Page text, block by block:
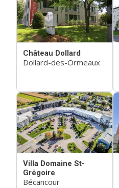
Château Dollard
Dollard-des-Ormeaux
Villa Domaine St-
Grégoire
Bécancour